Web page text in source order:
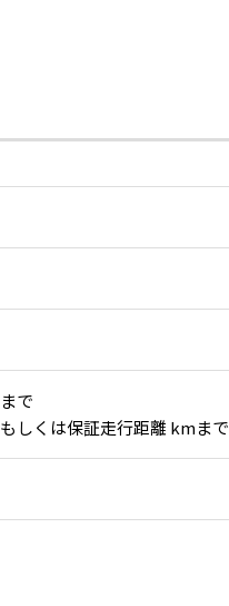
まで
もしくは保証走行距離 kmまで